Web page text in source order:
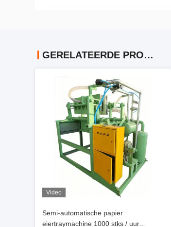
GERELATEERDE PRODUCTEN
Video
Semi-automatische papier
eiertraymachine 1000 stks / uur